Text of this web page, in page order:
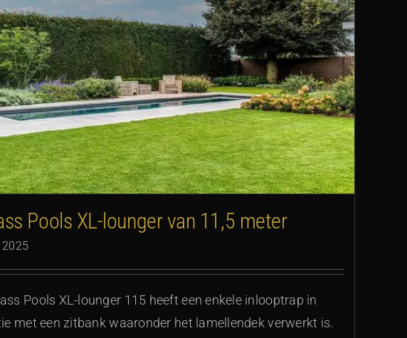
Pools XL-lounger van 11,5 meter
Pools XL-lounger 115 heeft een enkele inlooptrap in
met een zitbank waaronder het lamellendek verwerkt is.